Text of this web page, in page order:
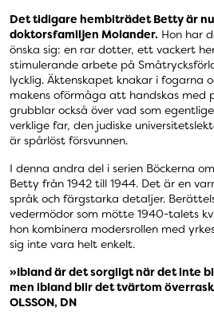
Det tidigare hembiträdet Betty är
doktorsfamiljen Molander. Hon har
önska sig: en rar dotter, ett vackert
stimulerande arbete på
lycklig. Äktenskapet knakar i fogarna
makens oförmåga att handskas med
grubblar också över vad som
verklige far, den judiske
är spårlöst försvunnen.
I denna andra del i serien Böckerna
Betty från 1942 till 1944. Det är en
språk och färgstarka detaljer.
vedermödor som mötte 1940-talets
hon kombinera modersrollen med
sig inte vara helt enkelt.
»Ibland är det sorgligt när det inte
men ibland blir det tvärtom
OLSSON, DN